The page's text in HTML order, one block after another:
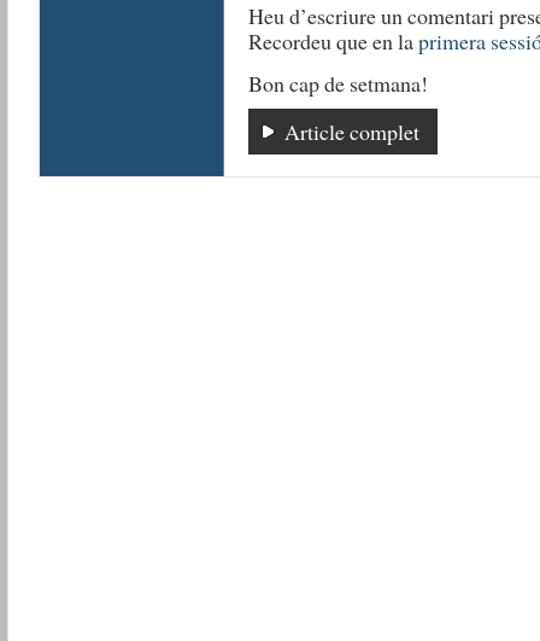
Heu d’escriure un comentari
Recordeu que en laprimera
Bon cap de setmana!
Article complet